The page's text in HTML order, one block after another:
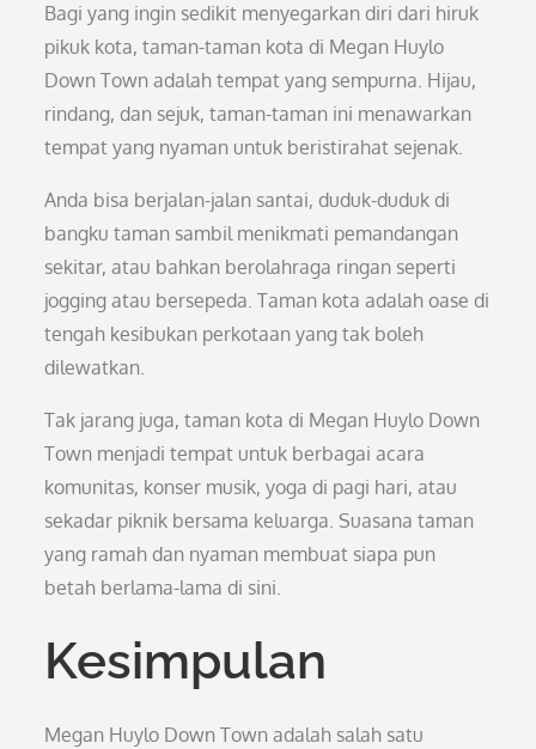
Bagi yang ingin sedikit menyegarkan diri dari hiruk
pikuk kota, taman-taman kota di Megan Huylo
Down Town adalah tempat yang sempurna. Hijau,
rindang, dan sejuk, taman-taman ini menawarkan
tempat yang nyaman untuk beristirahat sejenak.
Anda bisa berjalan-jalan santai, duduk-duduk di
bangku taman sambil menikmati pemandangan
sekitar, atau bahkan berolahraga ringan seperti
jogging atau bersepeda. Taman kota adalah oase di
tengah kesibukan perkotaan yang tak boleh
dilewatkan.
Tak jarang juga, taman kota di Megan Huylo Down
Town menjadi tempat untuk berbagai acara
komunitas, konser musik, yoga di pagi hari, atau
sekadar piknik bersama keluarga. Suasana taman
yang ramah dan nyaman membuat siapa pun
betah berlama-lama di sini.
Kesimpulan
Megan Huylo Down Town adalah salah satu